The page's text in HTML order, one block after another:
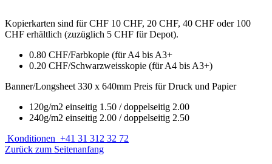
Kopierkarten sind für CHF 10 CHF, 20 CHF, 40 CHF oder 100
CHF erhältlich (zuzüglich 5 CHF für Depot).
0.80 CHF/Farbkopie (für A4 bis A3+
0.20 CHF/Schwarzweisskopie (für A4 bis A3+)
Banner/Longsheet 330 x 640mm Preis für Druck und Papier
120g/m2 einseitig 1.50 / doppelseitig 2.00
240g/m2 einseitig 2.00 / doppelseitig 2.50
Konditionen +41 31 312 32 72
Zurück zum Seitenanfang